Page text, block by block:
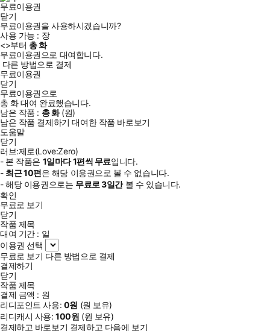
무료이용권
닫기
무료이용권을 사용하시겠습니까?
사용 가능 : 장
<>부터 총화
무료이용권으로 대여합니다.
다른 방법으로 결제
무료이용권
닫기
무료이용권으로
총 화대여 완료했습니다.
남은 작품 : 총화(원)
남은 작품 결제하기 대여한 작품 바로보기
도움말
닫기
러브:제로(Love:Zero)
- 본 작품은 1일마다1편씩 무료입니다.
- 최근10편은 해당 이용권으로 볼 수 없습니다.
- 해당 이용권으로는 무료로3일간볼 수 있습니다.
확인
무료로 보기
닫기
작품 제목
대여 기간 : 일
이용권 선택
무료로 보기 다른 방법으로 결제
결제하기
닫기
작품 제목
결제 금액 : 원
리디포인트 사용: 0원 (원 보유)
리디캐시 사용:100원 (원 보유)
결제하고 바로보기 결제하고 다음에 보기